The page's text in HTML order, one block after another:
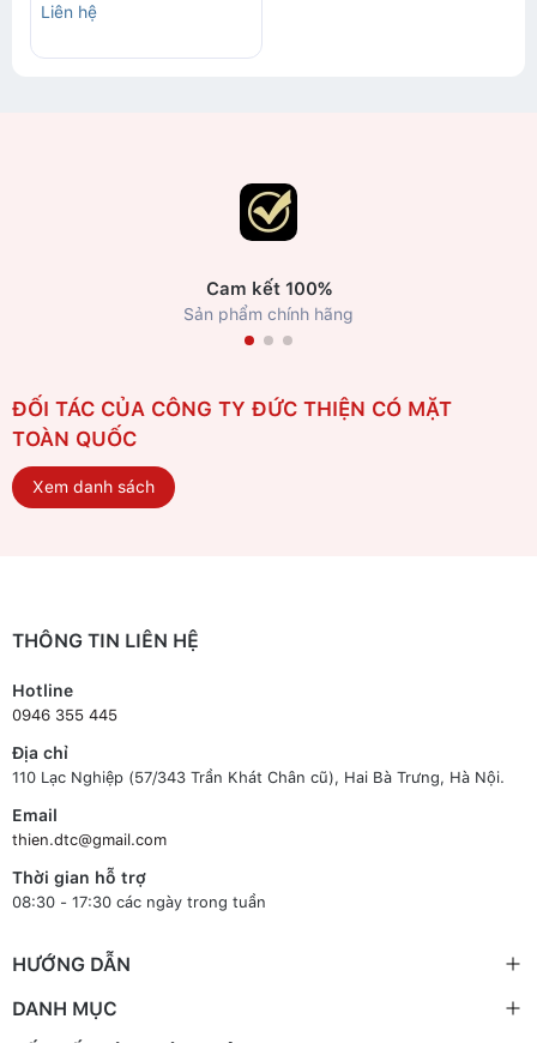
Liên hệ
Cam kết 100%
Sản phẩm chính hãng
ĐỐI TÁC CỦA CÔNG TY ĐỨC THIỆN CÓ MẶT
TOÀN QUỐC
Xem danh sách
THÔNG TIN LIÊN HỆ
Hotline
0946 355 445
Địa chỉ
110 Lạc Nghiệp (57/343 Trần Khát Chân cũ), Hai Bà Trưng, Hà Nội.
Email
thien.dtc@gmail.com
Thời gian hỗ trợ
08:30 - 17:30 các ngày trong tuần
HƯỚNG DẪN
DANH MỤC